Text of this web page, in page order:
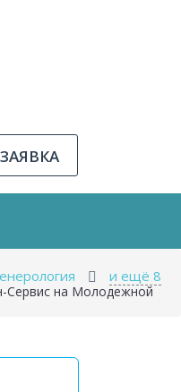
и ещё 8
Сервис на Молодежной